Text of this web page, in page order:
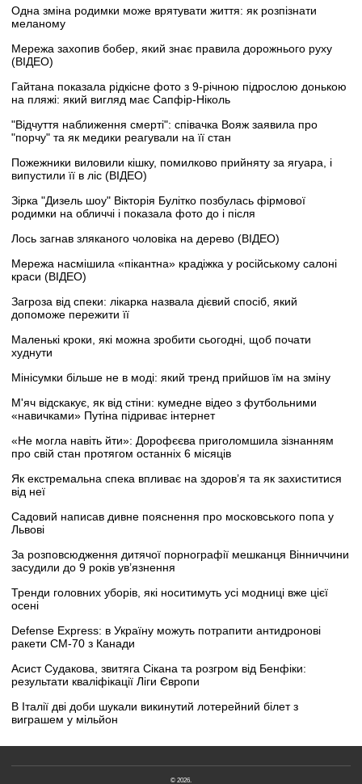
Одна зміна родимки може врятувати життя: як розпізнати
меланому
Мережа захопив бобер, який знає правила дорожнього руху
(ВІДЕО)
Гайтана показала рідкісне фото з 9-річною підрослою донькою
на пляжі: який вигляд має Сапфір-Ніколь
"Відчуття наближення смерті": співачка Вояж заявила про
"порчу" та як медики реагували на її стан
Пожежники виловили кішку, помилково прийняту за ягуара, і
випустили її в ліс (ВІДЕО)
Зірка "Дизель шоу" Вікторія Булітко позбулась фірмової
родимки на обличчі і показала фото до і після
Лось загнав зляканого чоловіка на дерево (ВІДЕО)
Мережа насмішила «пікантна» крадіжка у російському салоні
краси (ВІДЕО)
Загроза від спеки: лікарка назвала дієвий спосіб, який
допоможе пережити її
Маленькі кроки, які можна зробити сьогодні, щоб почати
худнути
Мінісумки більше не в моді: який тренд прийшов їм на зміну
М'яч відскакує, як від стіни: кумедне відео з футбольними
«навичками» Путіна підриває інтернет
«Не могла навіть йти»: Дорофєєва приголомшила зізнанням
про свій стан протягом останніх 6 місяців
Як екстремальна спека впливає на здоров’я та як захиститися
від неї
Садовий написав дивне пояснення про московського попа у
Львові
За розповсюдження дитячої порнографії мешканця Вінниччини
засудили до 9 років ув’язнення
Тренди головних уборів, які носитимуть усі модниці вже цієї
осені
Defense Express: в Україну можуть потрапити антидронові
ракети CM-70 з Канади
Асист Судакова, звитяга Сікана та розгром від Бенфіки:
результати кваліфікації Ліги Європи
В Італії дві доби шукали викинутий лотерейний білет з
виграшем у мільйон
© 2026.